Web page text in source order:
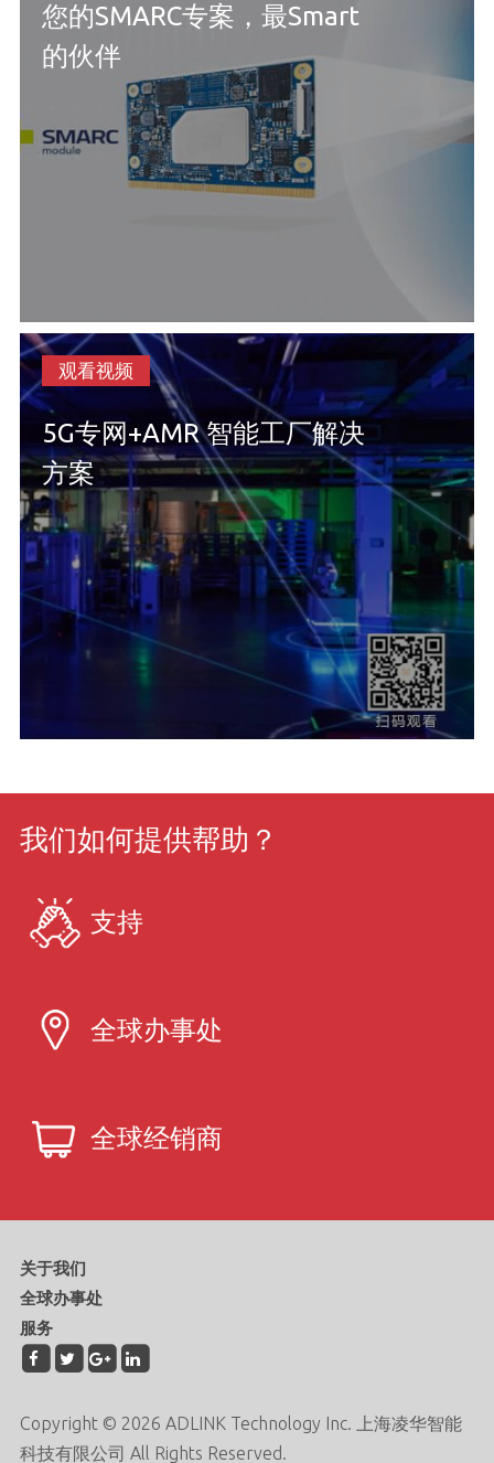
您的SMARC专案，最Smart
的伙伴
观看视频
5G专网+AMR 智能工厂解决
方案
我们如何提供帮助？
支持
全球办事处
全球经销商
关于我们
全球办事处
服务
Copyright © 2026 ADLINK Technology Inc. 上海凌华智能
科技有限公司 All Rights Reserved.